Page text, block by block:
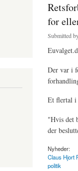
for
Submitted
Der var i
Et flertal i
"Hvis det
der
Nyheder:
Claus Hjort
politik